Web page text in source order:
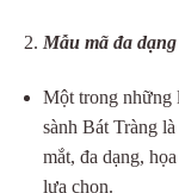
Mẫu mã đa dạng
Một trong những
sành Bát Tràng
mắt, đa dạng,
lựa chọn.